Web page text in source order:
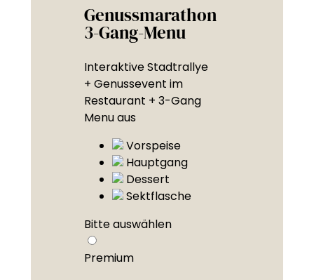
Genussmarathon
3-Gang-Menu
Interaktive Stadtrallye
+ Genussevent im
Restaurant + 3-Gang
Menu aus
Vorspeise
Hauptgang
Dessert
Sektflasche
Bitte auswählen
Premium